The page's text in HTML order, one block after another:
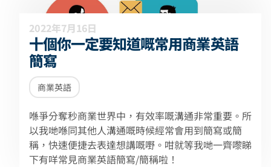
2022年7月16日
十個你一定要知道嘅常用商業英語
簡寫
商業英語
喺爭分奪秒商業世界中，有效率嘅溝通非常重要。所
以我哋喺同其他人溝通嘅時候經常會用到簡寫或簡
稱，快速便捷去表達想講嘅嘢。咁就等我哋一齊嚟睇
下有咩常見商業英語簡寫/簡稱啦！